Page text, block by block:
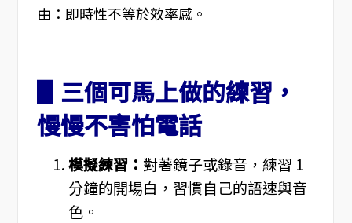
由：即時性不等於效率感。
▋三個可馬上做的練習，
慢慢不害怕電話
模擬練習： 對著鏡子或錄音，練習 1
分鐘的開場白，習慣自己的語速與音
色。